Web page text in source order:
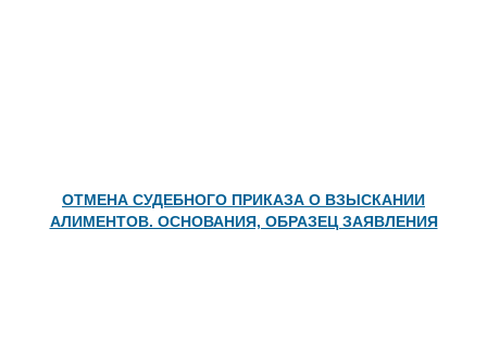
ОТМЕНА СУДЕБНОГО ПРИКАЗА О ВЗЫСКАНИИ
АЛИМЕНТОВ. ОСНОВАНИЯ, ОБРАЗЕЦ ЗАЯВЛЕНИЯ